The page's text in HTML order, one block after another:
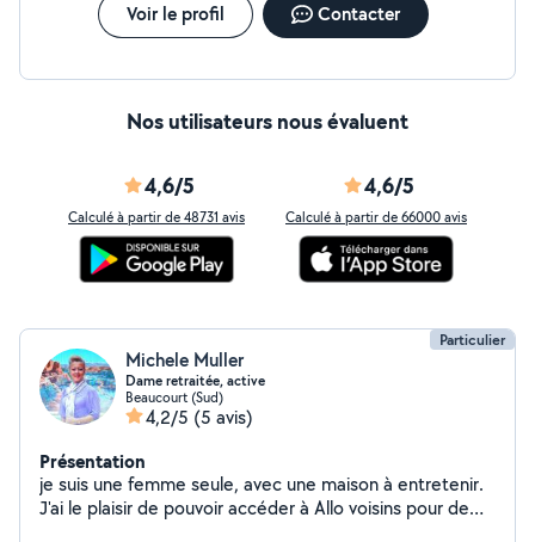
Voir le profil Contacter
Nos utilisateurs nous évaluent
4,6/5
Calculé à partir de 48731 avis
4,6/5
Calculé à partir de 66000 avis
Particulier
Michele Muller
Dame retraitée, active
Beaucourt (Sud)
4,2/5 (5 avis)
Présentation
je suis une femme seule, avec une maison à entretenir.
J'ai le plaisir de pouvoir accéder à Allo voisins pour de